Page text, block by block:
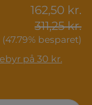
162,50 kr.
311,25 kr.
(47.79% besparet)